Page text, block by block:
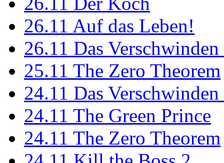
26.11 Auf das Leben!
26.11 Das
25.11 The Zero Theorem
24.11 Das
24.11 The Green Prince
24.11 The Zero Theorem